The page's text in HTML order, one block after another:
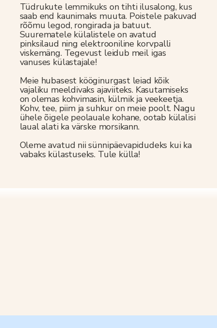
Tüdrukute lemmikuks on tihti ilusalong, kus
saab end kaunimaks muuta. Poistele pakuvad
rõõmu legod, rongirada ja batuut.
Suurematele külalistele on avatud
pinksilaud ning elektrooniline korvpalli
viskemäng. Tegevust leidub meil igas
vanuses külastajale!
Meie hubasest kööginurgast leiad kõik
vajaliku meeldivaks ajaviiteks. Kasutamiseks
on olemas kohvimasin, külmik ja veekeetja.
Kohv, tee, piim ja suhkur on meie poolt. Nagu
ühele õigele peolauale kohane, ootab külalisi
laual alati ka värske morsikann.
Oleme avatud nii sünnipäevapidudeks kui ka
vabaks külastuseks. Tule külla!